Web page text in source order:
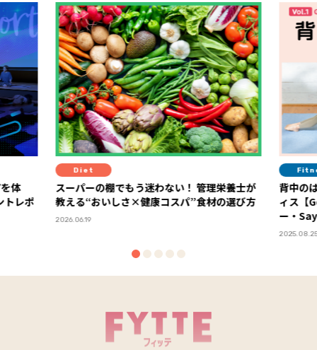
体
Diet
スーパーの棚でもう迷わない！ 管理栄養士が
教える“おいしさ×健康コスパ”食材の選び方
2026.06.19
背中の
ィス【
ー・